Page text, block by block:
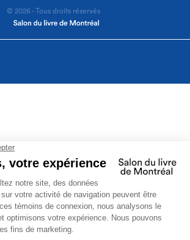
© 2026 - Tous droits réservés